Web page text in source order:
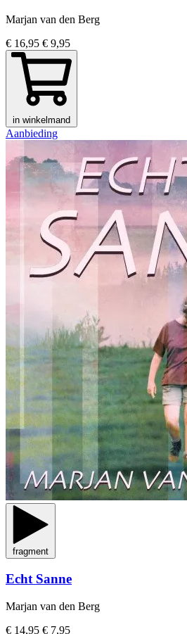
Marjan van den Berg
€ 16,95 € 9,95
in winkelmand
Aanbieding
fragment
Echt Sanne
Marjan van den Berg
€ 14,95 € 7,95